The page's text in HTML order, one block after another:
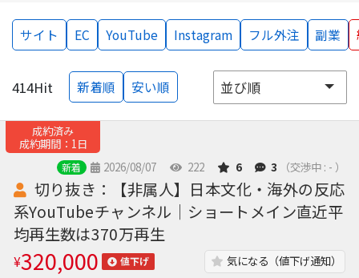
サイト EC YouTube Instagram フル外注 副業
414Hit 新着順 安い順
成約済み
成約期間：1日
新着 2026/08/07 222 6 3 （交渉中 : - ）
切り抜き：【非属人】日本文化・海外の反応
系YouTubeチャンネル｜ショートメイン直近平
均再生数は370万再生
¥320,000 値下げ 気になる（値下げ通知）